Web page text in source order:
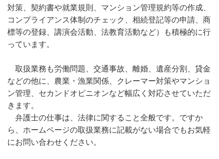
対策、契約書や就業規則、マンション管理規約等の作成、
コンプライアンス体制のチェック、相続登記等の申請、商
標等の登録、講演会活動、法教育活動など）も積極的に行
っています。
取扱業務も労働問題、交通事故、離婚、遺産分割、貸金
などの他に、農業・漁業関係、クレーマー対策やマンショ
ン管理、セカンドオピニオンなど幅広く対応させていただ
きます。
弁護士の仕事は、法律に関すること全般です。ですか
ら、ホームページの取扱業務に記載がない場合でもお気軽
にお問い合わせください。